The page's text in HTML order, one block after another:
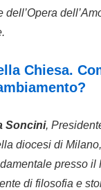
dell’Opera
Chiesa.
Soncini,
diocesi di
presso il
di filosofia e